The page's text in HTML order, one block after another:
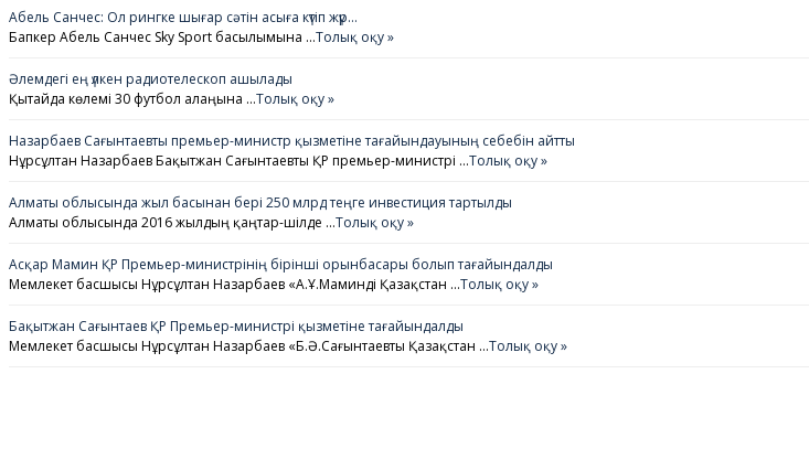
Абель Санчес: Ол рингке шығар сәтін асыға күтіп жүр…
Бапкер Абель Санчес Sky Sport басылымына …Толық оқу »
Әлемдегі ең үлкен радиотелескоп ашылады
Қытайда көлемі 30 футбол алаңына …Толық оқу »
Назарбаев Сағынтаевты премьер-министр қызметіне тағайындауының себебін айтты
Нұрсұлтан Назарбаев Бақытжан Сағынтаевты ҚР премьер-министрі …Толық оқу »
Алматы облысында жыл басынан бері 250 млрд теңге инвестиция тартылды
Алматы облысында 2016 жылдың қаңтар-шілде …Толық оқу »
Асқар Мамин ҚР Премьер-министрінің бірінші орынбасары болып тағайындалды
Мемлекет басшысы Нұрсұлтан Назарбаев «А.Ұ.Маминді Қазақстан …Толық оқу »
Бақытжан Сағынтаев ҚР Премьер-министрі қызметіне тағайындалды
Мемлекет басшысы Нұрсұлтан Назарбаев «Б.Ә.Сағынтаевты Қазақстан …Толық оқу »